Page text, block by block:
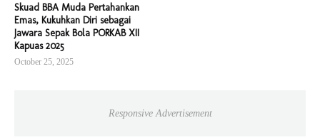
Skuad BBA Muda Pertahankan
Emas, Kukuhkan Diri sebagai
Jawara Sepak Bola PORKAB XII
Kapuas 2025
October 25, 2025
Responsive Advertisement